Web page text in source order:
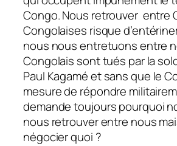
Congo. Nous retrouver entre
Congolaises risque
nous nous entretuons entre
Congolais sont tués par la
Paul Kagamé et sans que le
mesure de répondre
demande toujours pourquoi
nous retrouver entre nous
négocier quoi ?